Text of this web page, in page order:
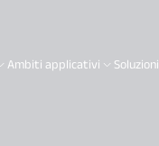
Ambiti applicativi Soluzioni